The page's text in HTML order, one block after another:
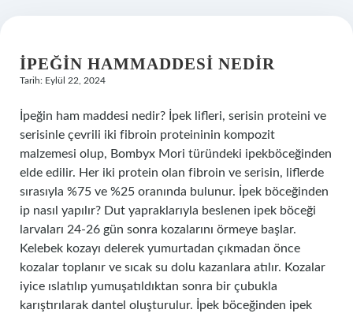
İPEĞIN HAMMADDESI NEDIR
Tarih: Eylül 22, 2024
İpeğin ham maddesi nedir? İpek lifleri, serisin proteini ve
serisinle çevrili iki fibroin proteininin kompozit
malzemesi olup, Bombyx Mori türündeki ipekböceğinden
elde edilir. Her iki protein olan fibroin ve serisin, liflerde
sırasıyla %75 ve %25 oranında bulunur. İpek böceğinden
ip nasıl yapılır? Dut yapraklarıyla beslenen ipek böceği
larvaları 24-26 gün sonra kozalarını örmeye başlar.
Kelebek kozayı delerek yumurtadan çıkmadan önce
kozalar toplanır ve sıcak su dolu kazanlara atılır. Kozalar
iyice ıslatılıp yumuşatıldıktan sonra bir çubukla
karıştırılarak dantel oluşturulur. İpek böceğinden ipek